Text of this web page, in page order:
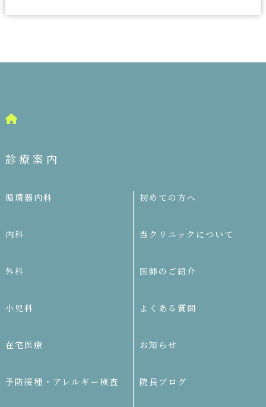
診療案内
循環器内科
内科
外科
小児科
在宅医療
予防接種・アレルギー検査
初めての方へ
当クリニックについて
医師のご紹介
よくある質問
お知らせ
院長ブログ